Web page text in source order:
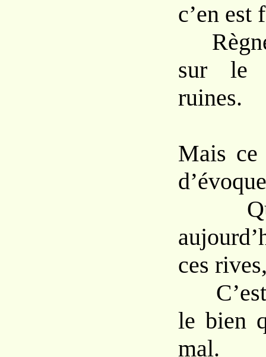
c’en est
sur le
ruines.
Mais ce
Que
ces
C’est
le bien
mal.